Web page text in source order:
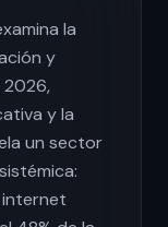
la
y
y la
un sector
internet